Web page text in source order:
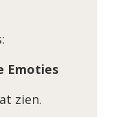
Emoties
zien.